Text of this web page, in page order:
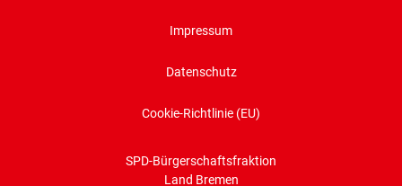
Impressum
Datenschutz
Cookie-Richtlinie (EU)
SPD-Bürgerschaftsfraktion
Land Bremen